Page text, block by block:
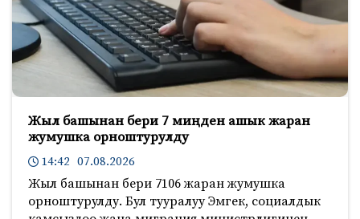
Жыл башынан бери 7 миңден ашык жаран
жумушка орноштурулду
14:42 07.08.2026
Жыл башынан бери 7106 жаран жумушка
орноштурулду. Бул тууралуу Эмгек, социалдык